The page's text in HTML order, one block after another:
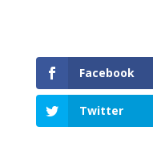
Facebook
Twitter